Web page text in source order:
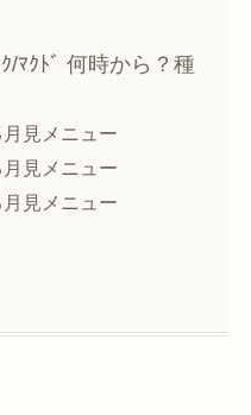
/ﾏｸﾄﾞ 何時から？種
見メニュー
見メニュー
見メニュー